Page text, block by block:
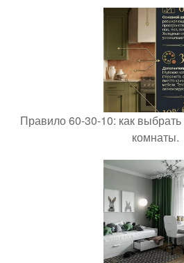
Правило 60-30-10: как
комнаты.